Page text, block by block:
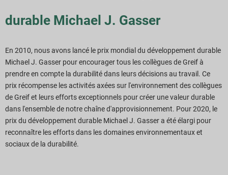
Stratégies de développement durable
Indices de reporting ESG
Téléchargements de rapports
durable Michael J. Gasser
En 2010, nous avons lancé le prix mondial du développement durable
Michael J. Gasser pour encourager tous les collègues de Greif à
prendre en compte la durabilité dans leurs décisions au travail. Ce
prix récompense les activités axées sur l'environnement des collègues
de Greif et leurs efforts exceptionnels pour créer une valeur durable
dans l'ensemble de notre chaîne d'approvisionnement. Pour 2020, le
prix du développement durable Michael J. Gassera été élargi pour
reconnaître les efforts dans les domaines environnementaux et
sociaux de la durabilité.